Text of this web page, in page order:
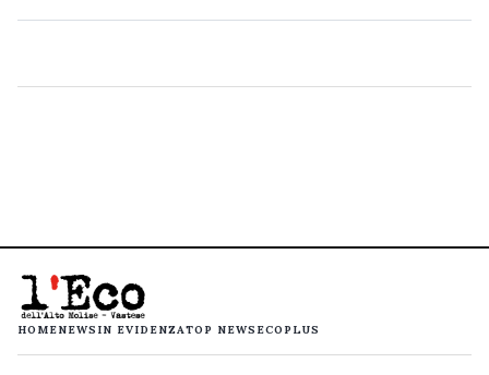
HOMENEWS IN EVIDENZATOP NEWS ECOPLUS